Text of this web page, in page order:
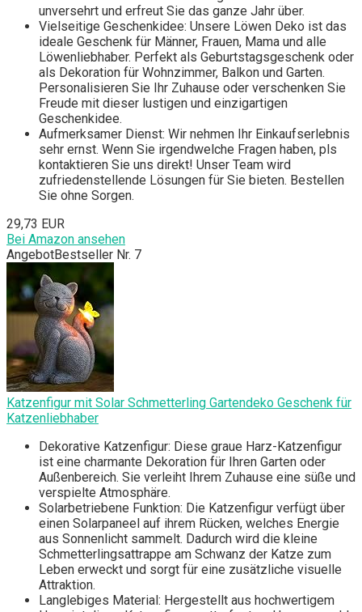
unversehrt und erfreut Sie das ganze Jahr über.
Vielseitige Geschenkidee: Unsere Löwen Deko ist das
ideale Geschenk für Männer, Frauen, Mama und alle
Löwenliebhaber. Perfekt als Geburtstagsgeschenk oder
als Dekoration für Wohnzimmer, Balkon und Garten.
Personalisieren Sie Ihr Zuhause oder verschenken Sie
Freude mit dieser lustigen und einzigartigen
Geschenkidee.
Aufmerksamer Dienst: Wir nehmen Ihr Einkaufserlebnis
sehr ernst. Wenn Sie irgendwelche Fragen haben, pls
kontaktieren Sie uns direkt! Unser Team wird
zufriedenstellende Lösungen für Sie bieten. Bestellen
Sie ohne Sorgen.
29,73 EUR
Bei Amazon ansehen
AngebotBestseller Nr. 7
Katzenfigur mit Solar Schmetterling Gartendeko Geschenk für
Katzenliebhaber
Dekorative Katzenfigur: Diese graue Harz-Katzenfigur
ist eine charmante Dekoration für Ihren Garten oder
Außenbereich. Sie verleiht Ihrem Zuhause eine süße und
verspielte Atmosphäre.
Solarbetriebene Funktion: Die Katzenfigur verfügt über
einen Solarpaneel auf ihrem Rücken, welches Energie
aus Sonnenlicht sammelt. Dadurch wird die kleine
Schmetterlingsattrappe am Schwanz der Katze zum
Leben erweckt und sorgt für eine zusätzliche visuelle
Attraktion.
Langlebiges Material: Hergestellt aus hochwertigem